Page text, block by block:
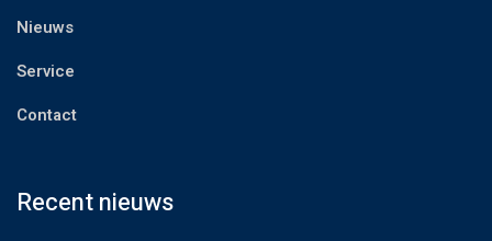
Nieuws
Service
Contact
Recent nieuws